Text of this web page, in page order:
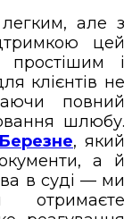
але з
цей
і
клієнтів не
повний
шлюбу.
Березне, який
а й
в суді — ми